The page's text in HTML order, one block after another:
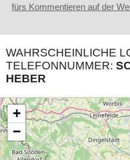
fürs Kommentieren auf der
WAHRSCHEINLICHE
TELEFONNUMMER:
HEBER